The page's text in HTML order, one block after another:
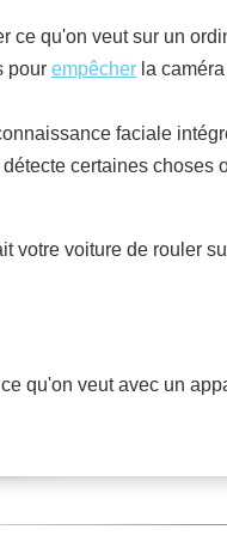
ce qu'on veut sur un
pour empêcher la
faciale
certaines choses
votre voiture de rouler
qu'on veut avec un